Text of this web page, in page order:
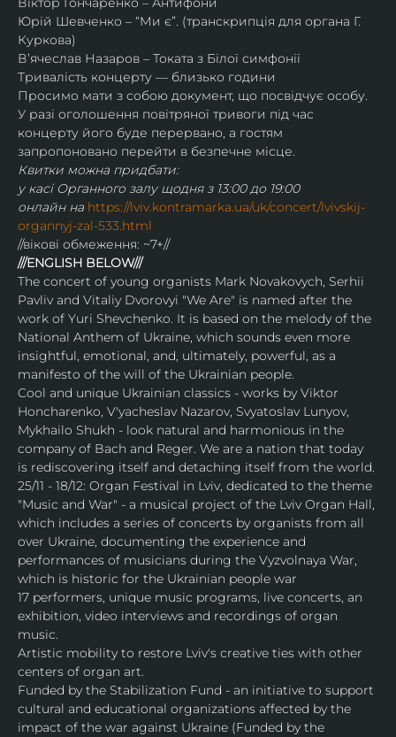
Юрій Шевченко – “Ми є”. (транскрипція для органа Г.
Куркова)
Вʼячеслав Назаров – Токата з Білої симфонії
Тривалість концерту — близько години
Просимо мати з собою документ, що посвідчує особу.
У разі оголошення повітряної тривоги під час
концерту його буде перервано, а гостям
запропоновано перейти в безпечне місце.
Квитки можна придбати:
у касі Органного залу щодня з 13:00 до 19:00
онлайн на https://lviv.kontramarka.ua/uk/concert/lvivskij-
organnyj-zal-533.html
//вікові обмеження: ~7+//
///ENGLISH BELOW///
The concert of young organists Mark Novakovych, Serhii
Pavliv and Vitaliy Dvorovyi "We Are" is named after the
work of Yuri Shevchenko. It is based on the melody of the
National Anthem of Ukraine, which sounds even more
insightful, emotional, and, ultimately, powerful, as a
manifesto of the will of the Ukrainian people.
Cool and unique Ukrainian classics - works by Viktor
Honcharenko, V'yacheslav Nazarov, Svyatoslav Lunyov,
Mykhailo Shukh - look natural and harmonious in the
company of Bach and Reger. We are a nation that today
is rediscovering itself and detaching itself from the world.
25/11 - 18/12: Organ Festival in Lviv, dedicated to the theme
"Music and War" - a musical project of the Lviv Organ Hall,
which includes a series of concerts by organists from all
over Ukraine, documenting the experience and
performances of musicians during the Vyzvolnaya War,
which is historic for the Ukrainian people war
17 performers, unique music programs, live concerts, an
exhibition, video interviews and recordings of organ
music.
Artistic mobility to restore Lviv's creative ties with other
centers of organ art.
Funded by the Stabilization Fund - an initiative to support
cultural and educational organizations affected by the
impact of the war against Ukraine (Funded by the